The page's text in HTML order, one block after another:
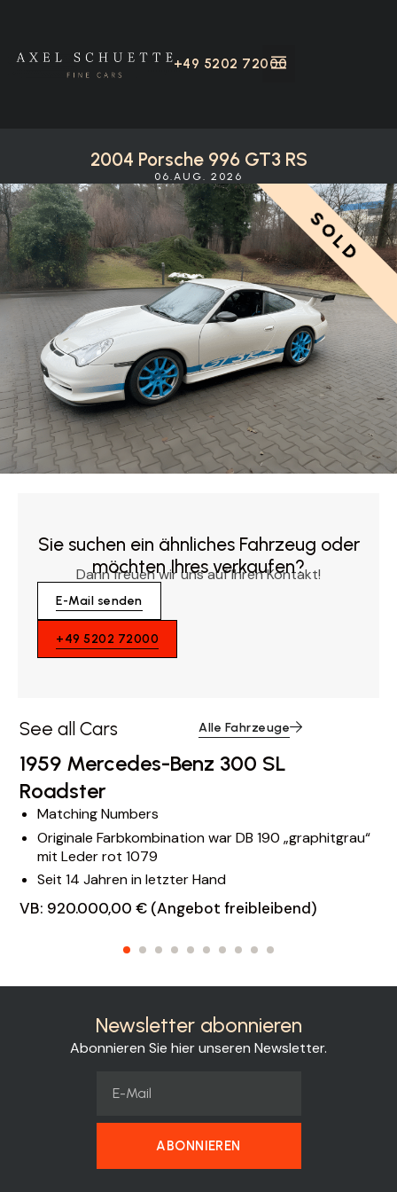
+49 5202 72000
2004 Porsche 996 GT3 RS
06.AUG. 2026
Sie suchen ein ähnliches Fahrzeug oder
möchten Ihres verkaufen?
Dann freuen wir uns auf Ihren Kontakt!
E-Mail senden
+49 5202 72000
See all Cars Alle Fahrzeuge
1959 Mercedes-Benz 300 SL
Roadster
Matching Numbers
Originale Farbkombination war DB 190 „graphitgrau“
mit Leder rot 1079
Seit 14 Jahren in letzter Hand
VB: 920.000,00 € (Angebot freibleibend)
Newsletter abonnieren
Abonnieren Sie hier unseren Newsletter.
ABONNIEREN